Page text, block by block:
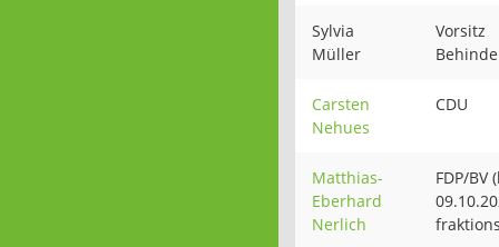
Sylvia
Müller
Vorsitz
Carsten
Nehues
CDU
Matthias-
Eberhard
Nerlich
FDP/BV